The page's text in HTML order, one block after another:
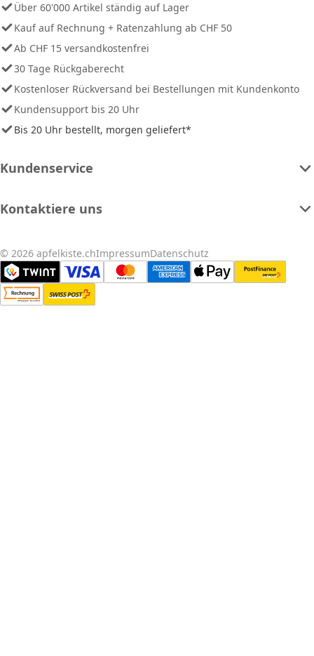
Über 60'000 Artikel ständig auf Lager
Kauf auf Rechnung + Ratenzahlung ab CHF 50
Ab CHF 15 versandkostenfrei
30 Tage Rückgaberecht
Kostenloser Rückversand bei Bestellungen mit Kundenkonto
Kundensupport bis 20 Uhr
Bis 20 Uhr bestellt, morgen geliefert*
Kundenservice
Kontaktiere uns
© 2026 apfelkiste.chImpressumDatenschutz